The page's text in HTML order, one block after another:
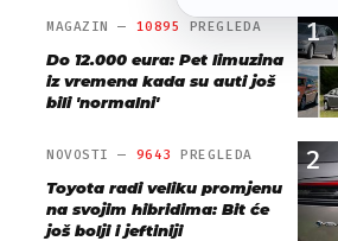
1
MAGAZIN — 10895 PREGLEDA
Do 12.000 eura: Pet limuzina
iz vremena kada su auti još
bili 'normalni'
2
NOVOSTI — 9643 PREGLEDA
Toyota radi veliku promjenu
na svojim hibridima: Bit će
još bolji i jeftiniji